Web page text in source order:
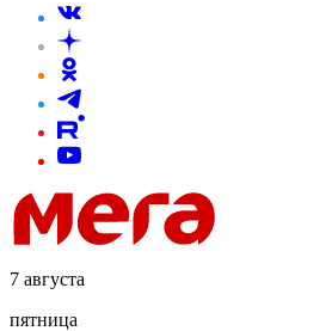
7 августа
пятница